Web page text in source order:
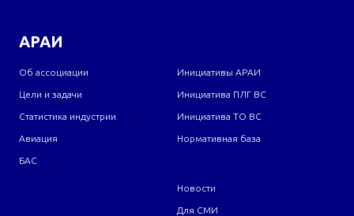
АРАИ
Об ассоциации
Цели и задачи
Статистика индустрии
Авиация
БАС
Инициативы АРАИ
Инициатива ПЛГ ВС
Инициатива ТО ВС
Нормативная база
Новости
Для СМИ